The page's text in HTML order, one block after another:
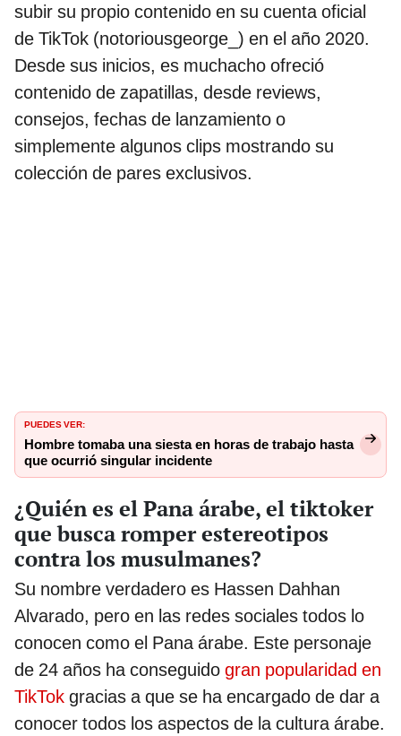
subir su propio contenido en su cuenta oficial
de TikTok (notoriousgeorge_) en el año 2020.
Desde sus inicios, es muchacho ofreció
contenido de zapatillas, desde reviews,
consejos, fechas de lanzamiento o
simplemente algunos clips mostrando su
colección de pares exclusivos.
PUEDES VER:
Hombre tomaba una siesta en horas de trabajo hasta
que ocurrió singular incidente
¿Quién es el Pana árabe, el tiktoker
que busca romper estereotipos
contra los musulmanes?
Su nombre verdadero es Hassen Dahhan
Alvarado, pero en las redes sociales todos lo
conocen como el Pana árabe. Este personaje
de 24 años ha conseguido gran popularidad en
TikTok gracias a que se ha encargado de dar a
conocer todos los aspectos de la cultura árabe.